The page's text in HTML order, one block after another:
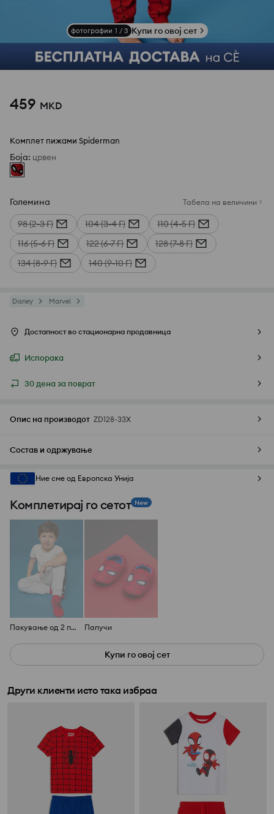
фотографии 1 / 3 Купи го овој сет
459 MKD
Комплет пижами Spiderman
Боја: црвен
Големина Табела на величини
98 (2-3 Г) 104 (3-4 Г)
110 (4-5 Г)
116 (5-6 Г)
122 (6-7 Г)
128 (7-8 Г)
134 (8-9 Г)
140 (9-10 Г)
Disney Marvel
Достапност во стационарна продавница
Испорака
30 дена за поврат
Опис на производот ZD128-33X
Состав и одржување
Ние сме од Европска Унија
Комплетирај го сетот New
Пакување од 2 пара чорапи Spider-Man Папучи
Купи го овој сет
Други клиенти исто така избраа